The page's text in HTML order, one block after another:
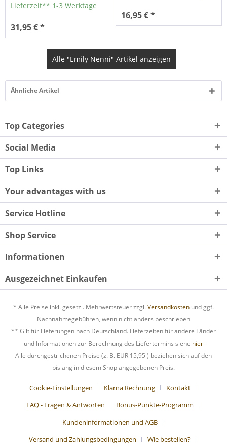
Lieferzeit** 1-3 Werktage
31,95 € *
16,95 € *
Alle "Emily Nenni" Artikel anzeigen
Ähnliche Artikel
Top Categories
Social Media
Top Links
Your advantages with us
Service Hotline
Shop Service
Informationen
Ausgezeichnet Einkaufen
* Alle Preise inkl. gesetzl. Mehrwertsteuer zzgl. Versandkosten und ggf.
Nachnahmegebühren, wenn nicht anders beschrieben
** Gilt für Lieferungen nach Deutschland. Lieferzeiten für andere Länder
und Informationen zur Berechnung des Liefertermins siehe hier
Alle durchgestrichenen Preise (z. B. EUR15,95) beziehen sich auf den
bislang in diesem Shop angegebenen Preis.
Cookie-Einstellungen Klarna Rechnung
Kontakt
FAQ - Fragen & Antworten
Bonus-Punkte-Programm
Kundeninformationen und AGB
Versand und Zahlungsbedingungen
Wie bestellen?